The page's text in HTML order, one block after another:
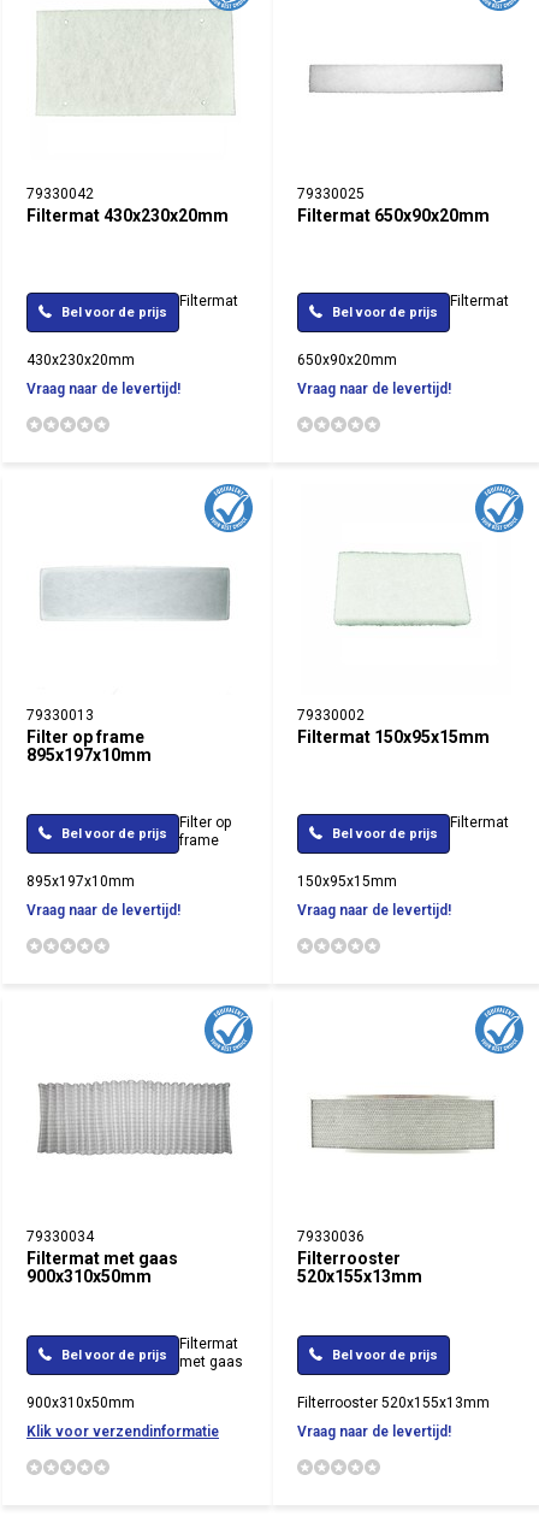
79330042
Filtermat 430x230x20mm
Bel voor de prijs
Filtermat
430x230x20mm
Vraag naar de levertijd!
79330025
Filtermat 650x90x20mm
Bel voor de prijs
Filtermat
650x90x20mm
Vraag naar de levertijd!
79330013
Filter op frame
895x197x10mm
Bel voor de prijs
Filter op
frame
895x197x10mm
Vraag naar de levertijd!
79330002
Filtermat 150x95x15mm
Bel voor de prijs
Filtermat
150x95x15mm
Vraag naar de levertijd!
79330034
Filtermat met gaas
900x310x50mm
Bel voor de prijs
Filtermat
met gaas
900x310x50mm
Klik voor verzendinformatie
79330036
Filterrooster
520x155x13mm
Bel voor de prijs
Filterrooster 520x155x13mm
Vraag naar de levertijd!